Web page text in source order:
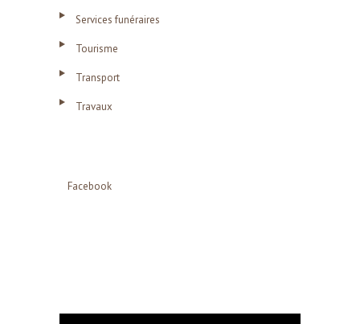
Services funéraires
Tourisme
Transport
Travaux
Facebook